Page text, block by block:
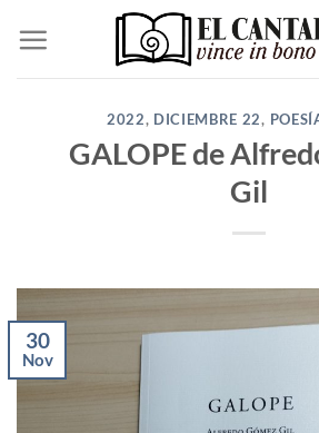
contenido
2022, DICIEMBRE 22,
GALOPE de
Gil
30
Nov